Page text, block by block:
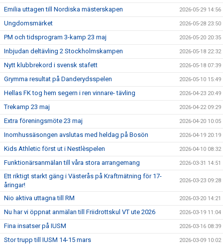
Emilia uttagen till Nordiska mästerskapen 2026-05-29 14:56
Ungdomsmärket 2026-05-28 23:50
PM och tidsprogram 3-kamp 23 maj 2026-05-20 20:35
Inbjudan deltävling 2 Stockholmskampen 2026-05-18 22:32
Nytt klubbrekord i svensk stafett 2026-05-18 07:39
Grymma resultat på Danderydsspelen 2026-05-10 15:49
Hellas FK tog hem segern i ren vinnare- tävling 2026-04-23 20:49
Trekamp 23 maj 2026-04-22 09:29
Extra föreningsmöte 23 maj 2026-04-20 10:05
Inomhussäsongen avslutas med heldag på Bosön 2026-04-19 20:19
Kids Athletic först ut i Nestlèspelen 2026-04-10 08:32
Funktionärsanmälan till våra stora arrangemang 2026-03-31 14:51
Ett riktigt starkt gäng i Västerås på Kraftmätning för 17-
åringar!
2026-03-23 09:28
Nio aktiva uttagna till RM 2026-03-20 14:21
Nu har vi öppnat anmälan till Friidrottskul VT ute 2026 2026-03-19 11:04
Fina insatser på IUSM 2026-03-16 08:39
Stor trupp till IUSM 14-15 mars 2026-03-09 10:02